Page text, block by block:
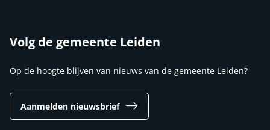
Volg de gemeente Leiden
Op de hoogte blijven van nieuws van de gemeente Leiden?
Aanmelden nieuwsbrief